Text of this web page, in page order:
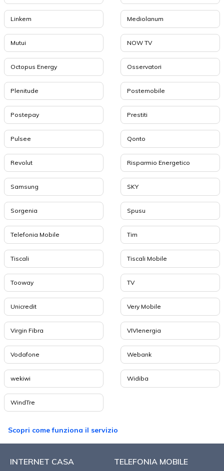
Linkem Mediolanum
Mutui NOW TV
Octopus Energy Osservatori
Plenitude Postemobile
Postepay Prestiti
Pulsee Qonto
Revolut Risparmio Energetico
Samsung SKY
Sorgenia Spusu
Telefonia Mobile Tim
Tiscali Tiscali Mobile
Tooway TV
Unicredit Very Mobile
Virgin Fibra VIVIenergia
Vodafone Webank
wekiwi Widiba
WindTre
Scopri come funziona il servizio
INTERNET CASA TELEFONIA MOBILE